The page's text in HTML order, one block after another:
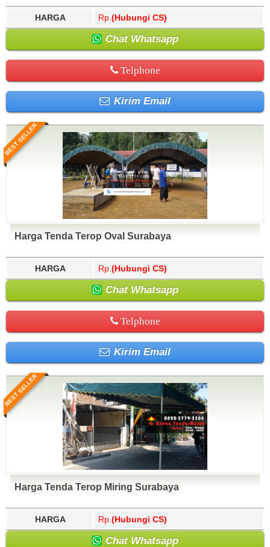
HARGA Rp. (Hubungi CS)
Chat Whatsapp
Telphone
Kirim Email
BEST SELLER
Harga Tenda Terop Oval Surabaya
HARGA Rp. (Hubungi CS)
Chat Whatsapp
Telphone
Kirim Email
BEST SELLER
Harga Tenda Terop Miring Surabaya
HARGA Rp. (Hubungi CS)
Chat Whatsapp